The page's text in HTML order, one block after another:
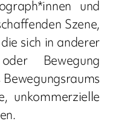
und
Szene,
sich in anderer
Bewegung
unkommerzielle